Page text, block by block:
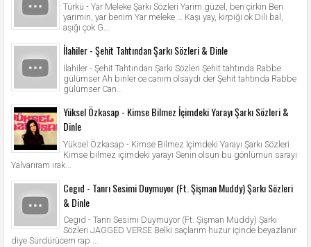
Türkü - Yar Meleke Şarkı Sözleri Yarim güzel, ben çirkin Ben
yarimin, yar benim Yar meleke … Kaşı yay, kirpiği ok Dili bal,
aşığı çok G...
İlahiler - Şehit Tahtından Şarkı Sözleri & Dinle
İlahiler - Şehit Tahtından Şarkı Sözleri Şehit tahtında Rabbe
gülümser Ah binler ce canım olsaydı der Şehit tahtında Rabbe
gülümser Can...
Yüksel Özkasap - Kimse Bilmez İçimdeki Yarayı Şarkı Sözleri &
Dinle
Yüksel Özkasap - Kimse Bilmez İçimdeki Yarayı Şarkı Sözleri
Kimse bilmez içimdeki yarayı Senin olsun bu gönlümün sarayı
Yalvarıram ırak...
Cegıd - Tanrı Sesimi Duymuyor (Ft. Şişman Muddy) Şarkı Sözleri
& Dinle
Cegıd - Tanrı Sesimi Duymuyor (Ft. Şişman Muddy) Şarkı
Sözleri JAGGED VERSE Belki saçlarım huzur içinde beyazlanır
diye Sürdürücem rap ...